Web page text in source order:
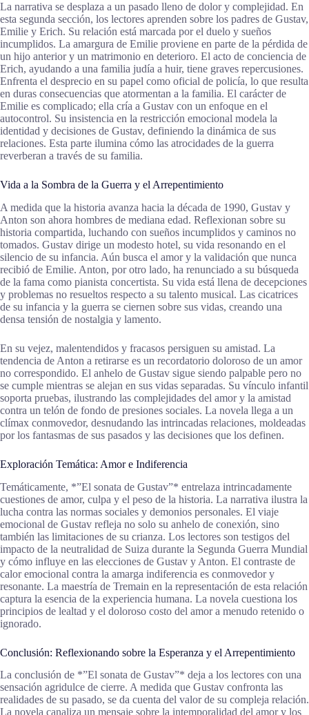
La narrativa se desplaza a un pasado lleno de dolor y complejidad. En
esta segunda sección, los lectores aprenden sobre los padres de Gustav,
Emilie y Erich. Su relación está marcada por el duelo y sueños
incumplidos. La amargura de Emilie proviene en parte de la pérdida de
un hijo anterior y un matrimonio en deterioro. El acto de conciencia de
Erich, ayudando a una familia judía a huir, tiene graves repercusiones.
Enfrenta el desprecio en su papel como oficial de policía, lo que resulta
en duras consecuencias que atormentan a la familia. El carácter de
Emilie es complicado; ella cría a Gustav con un enfoque en el
autocontrol. Su insistencia en la restricción emocional modela la
identidad y decisiones de Gustav, definiendo la dinámica de sus
relaciones. Esta parte ilumina cómo las atrocidades de la guerra
reverberan a través de su familia.
Vida a la Sombra de la Guerra y el Arrepentimiento
A medida que la historia avanza hacia la década de 1990, Gustav y
Anton son ahora hombres de mediana edad. Reflexionan sobre su
historia compartida, luchando con sueños incumplidos y caminos no
tomados. Gustav dirige un modesto hotel, su vida resonando en el
silencio de su infancia. Aún busca el amor y la validación que nunca
recibió de Emilie. Anton, por otro lado, ha renunciado a su búsqueda
de la fama como pianista concertista. Su vida está llena de decepciones
y problemas no resueltos respecto a su talento musical. Las cicatrices
de su infancia y la guerra se ciernen sobre sus vidas, creando una
densa tensión de nostalgia y lamento.
En su vejez, malentendidos y fracasos persiguen su amistad. La
tendencia de Anton a retirarse es un recordatorio doloroso de un amor
no correspondido. El anhelo de Gustav sigue siendo palpable pero no
se cumple mientras se alejan en sus vidas separadas. Su vínculo infantil
soporta pruebas, ilustrando las complejidades del amor y la amistad
contra un telón de fondo de presiones sociales. La novela llega a un
clímax conmovedor, desnudando las intrincadas relaciones, moldeadas
por los fantasmas de sus pasados y las decisiones que los definen.
Exploración Temática: Amor e Indiferencia
Temáticamente, *”El sonata de Gustav”* entrelaza intrincadamente
cuestiones de amor, culpa y el peso de la historia. La narrativa ilustra la
lucha contra las normas sociales y demonios personales. El viaje
emocional de Gustav refleja no solo su anhelo de conexión, sino
también las limitaciones de su crianza. Los lectores son testigos del
impacto de la neutralidad de Suiza durante la Segunda Guerra Mundial
y cómo influye en las elecciones de Gustav y Anton. El contraste de
calor emocional contra la amarga indiferencia es conmovedor y
resonante. La maestría de Tremain en la representación de esta relación
captura la esencia de la experiencia humana. La novela cuestiona los
principios de lealtad y el doloroso costo del amor a menudo retenido o
ignorado.
Conclusión: Reflexionando sobre la Esperanza y el Arrepentimiento
La conclusión de *”El sonata de Gustav”* deja a los lectores con una
sensación agridulce de cierre. A medida que Gustav confronta las
realidades de su pasado, se da cuenta del valor de su compleja relación.
La novela canaliza un mensaje sobre la intemporalidad del amor y los